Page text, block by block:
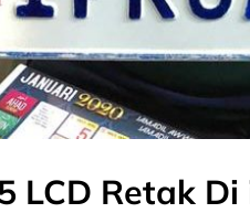
LCD Retak